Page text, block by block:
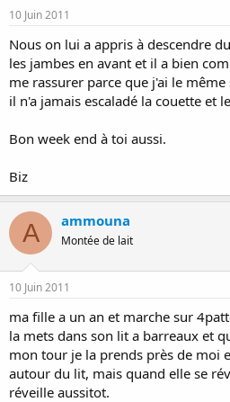
10 Juin 2011
Nous on lui a appris à descendre
les jambes en avant et il a bien
me rassurer parce que j'ai le
il n'a jamais escaladé la couette et
Bon week end à toi aussi.
Biz
A ammouna
Montée de lait
10 Juin 2011
ma fille a un an et marche sur
la mets dans son lit a barreaux et
mon tour je la prends près de moi
autour du lit, mais quand elle se
réveille aussitot.